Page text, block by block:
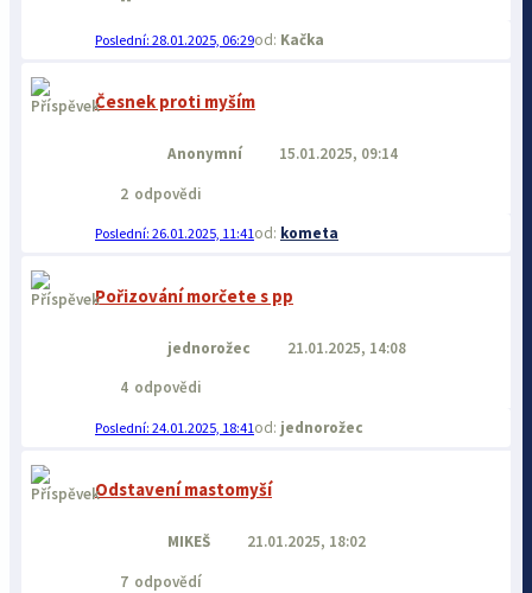
28.01.2025, 06:29 Kačka
Česnek proti myším
Anonymní
15.01.2025, 09:14
2 odpovědi
26.01.2025, 11:41 kometa
Pořizování morčete s pp
jednorožec
21.01.2025, 14:08
4 odpovědi
24.01.2025, 18:41 jednorožec
Odstavení mastomyší
MIKEŠ
21.01.2025, 18:02
7 odpovědí